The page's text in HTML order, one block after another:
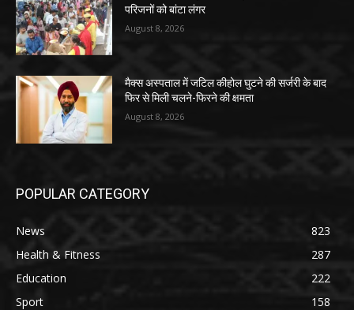
परिजनों को बांटा लंगर
August 8, 2026
मैक्स अस्पताल में जटिल कीहोल घुटने की सर्जरी के बाद
फिर से मिली चलने-फिरने की क्षमता
August 8, 2026
POPULAR CATEGORY
News
823
Health & Fitness
287
Education
222
Sport
158